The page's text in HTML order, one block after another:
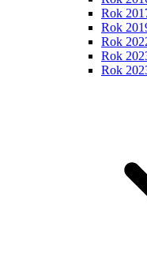
Rok
Rok
Rok
Rok
Rok